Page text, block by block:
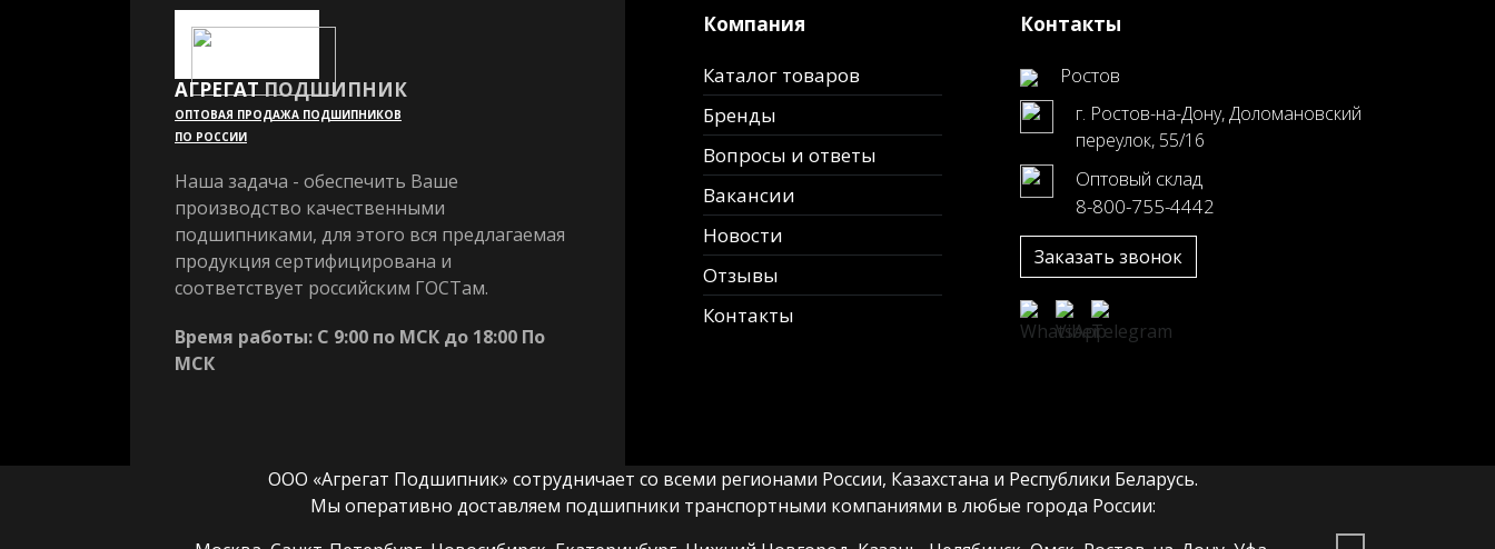
АГРЕГАТПОДШИПНИК
ОПТОВАЯ ПРОДАЖА ПОДШИПНИКОВ
ПО РОССИИ
Наша задача - обеспечить Ваше
производство качественными
подшипниками, для этого вся предлагаемая
продукция сертифицирована и
соответствует российским ГОСТам.
Время работы: С 9:00 по МСК до 18:00 По
МСК
Компания
Каталог товаров
Бренды
Вопросы и ответы
Вакансии
Новости
Отзывы
Контакты
Контакты
Ростов
г. Ростов-на-Дону, Доломановский
переулок, 55/16
Оптовый склад
8-800-755-4442
Заказать звонок
ООО «Агрегат Подшипник» сотрудничает со всеми регионами России, Казахстана и Республики Беларусь.
Мы оперативно доставляем подшипники транспортными компаниями в любые города России: